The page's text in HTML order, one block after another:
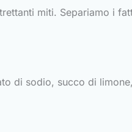
miti. Separiamo i
di sodio, succo di